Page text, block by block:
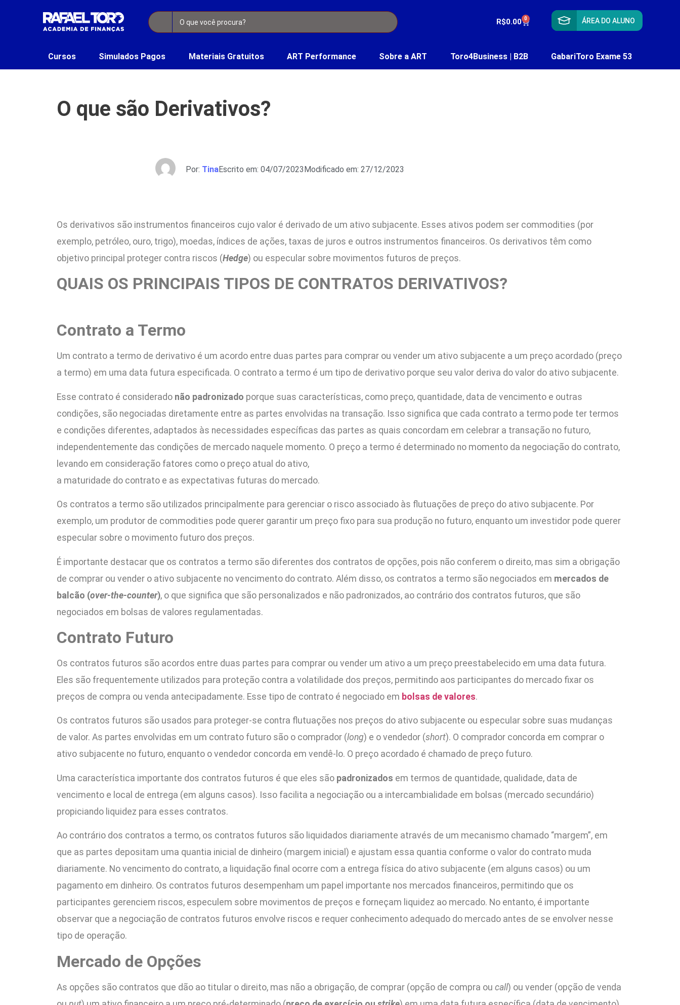
R$0.00 0 ÁREA DO ALUNO
Cursos Simulados Pagos Materiais Gratuitos ART Performance Sobre a ART Toro4Business | B2B GabariToro Exame 53
O que são Derivativos?
Por: TinaEscrito em: 04/07/2023Modificado em: 27/12/2023
Os derivativos são instrumentos financeiros cujo valor é derivado de um ativo subjacente. Esses ativos podem ser commodities (por
exemplo, petróleo, ouro, trigo), moedas, índices de ações, taxas de juros e outros instrumentos financeiros. Os derivativos têm como
objetivo principal proteger contra riscos (Hedge) ou especular sobre movimentos futuros de preços.
QUAIS OS PRINCIPAIS TIPOS DE CONTRATOS DERIVATIVOS?
Contrato a Termo
Um contrato a termo de derivativo é um acordo entre duas partes para comprar ou vender um ativo subjacente a um preço acordado (preço
a termo) em uma data futura especificada. O contrato a termo é um tipo de derivativo porque seu valor deriva do valor do ativo subjacente.
Esse contrato é considerado não padronizado porque suas características, como preço, quantidade, data de vencimento e outras
condições, são negociadas diretamente entre as partes envolvidas na transação. Isso significa que cada contrato a termo pode ter termos
e condições diferentes, adaptados às necessidades específicas das partes as quais concordam em celebrar a transação no futuro,
independentemente das condições de mercado naquele momento. O preço a termo é determinado no momento da negociação do contrato,
levando em consideração fatores como o preço atual do ativo,
a maturidade do contrato e as expectativas futuras do mercado.
Os contratos a termo são utilizados principalmente para gerenciar o risco associado às flutuações de preço do ativo subjacente. Por
exemplo, um produtor de commodities pode querer garantir um preço fixo para sua produção no futuro, enquanto um investidor pode querer
especular sobre o movimento futuro dos preços.
É importante destacar que os contratos a termo são diferentes dos contratos de opções, pois não conferem o direito, mas sim a obrigação
de comprar ou vender o ativo subjacente no vencimento do contrato. Além disso, os contratos a termo são negociados em mercados de
balcão (over-the-counter), o que significa que são personalizados e não padronizados, ao contrário dos contratos futuros, que são
negociados em bolsas de valores regulamentadas.
Contrato Futuro
Os contratos futuros são acordos entre duas partes para comprar ou vender um ativo a um preço preestabelecido em uma data futura.
Eles são frequentemente utilizados para proteção contra a volatilidade dos preços, permitindo aos participantes do mercado fixar os
preços de compra ou venda antecipadamente. Esse tipo de contrato é negociado em bolsas de valores.
Os contratos futuros são usados para proteger-se contra flutuações nos preços do ativo subjacente ou especular sobre suas mudanças
de valor. As partes envolvidas em um contrato futuro são o comprador (long) e o vendedor (short). O comprador concorda em comprar o
ativo subjacente no futuro, enquanto o vendedor concorda em vendê-lo. O preço acordado é chamado de preço futuro.
Uma característica importante dos contratos futuros é que eles são padronizados em termos de quantidade, qualidade, data de
vencimento e local de entrega (em alguns casos). Isso facilita a negociação ou a intercambialidade em bolsas (mercado secundário)
propiciando liquidez para esses contratos.
Ao contrário dos contratos a termo, os contratos futuros são liquidados diariamente através de um mecanismo chamado “margem”, em
que as partes depositam uma quantia inicial de dinheiro (margem inicial) e ajustam essa quantia conforme o valor do contrato muda
diariamente. No vencimento do contrato, a liquidação final ocorre com a entrega física do ativo subjacente (em alguns casos) ou um
pagamento em dinheiro. Os contratos futuros desempenham um papel importante nos mercados financeiros, permitindo que os
participantes gerenciem riscos, especulem sobre movimentos de preços e forneçam liquidez ao mercado. No entanto, é importante
observar que a negociação de contratos futuros envolve riscos e requer conhecimento adequado do mercado antes de se envolver nesse
tipo de operação.
Mercado de Opções
As opções são contratos que dão ao titular o direito, mas não a obrigação, de comprar (opção de compra ou call) ou vender (opção de venda